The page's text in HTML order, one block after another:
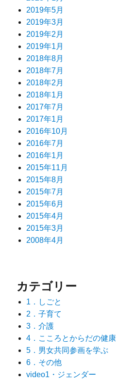
2019年5月
2019年3月
2019年2月
2019年1月
2018年8月
2018年7月
2018年2月
2018年1月
2017年7月
2017年1月
2016年10月
2016年7月
2016年1月
2015年11月
2015年8月
2015年7月
2015年6月
2015年4月
2015年3月
2008年4月
カテゴリー
1．しごと
2．子育て
3．介護
4．こころとからだの健康
5．男女共同参画を学ぶ
6．その他
video1・ジェンダー